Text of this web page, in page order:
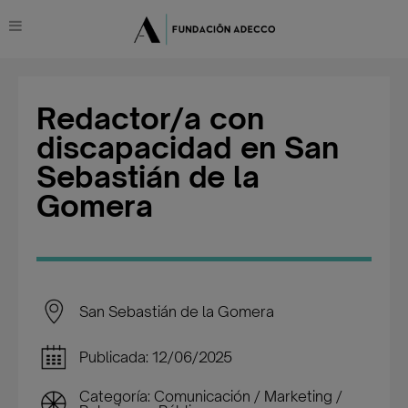
Redactor/a con
discapacidad en San
Sebastián de la
Gomera
San Sebastián de la Gomera
Publicada: 12/06/2025
Categoría: Comunicación / Marketing /